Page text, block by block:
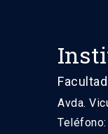
Avda.